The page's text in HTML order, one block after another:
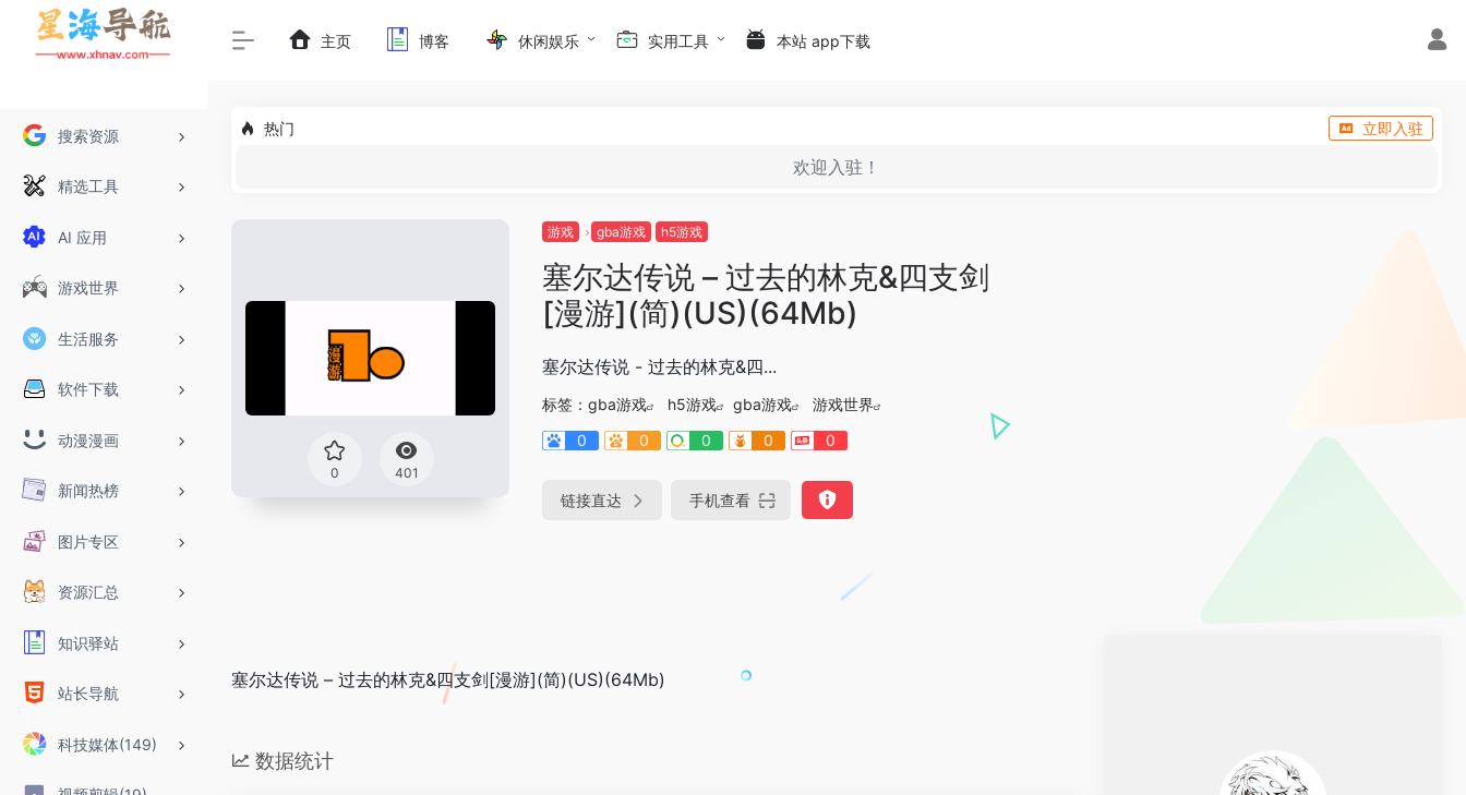
搜索资源
精选工具
AI 应用
游戏世界
生活服务
软件下载
动漫漫画
新闻热榜
图片专区
资源汇总
知识驿站
站长导航
科技媒体(149)
主页 博客 休闲娱乐 实用工具 本站 app下载
热门 立即入驻
欢迎入驻！
0 401
游戏 gba游戏 h5游戏
塞尔达传说 – 过去的林克&四支剑
[漫游](简)(US)(64Mb)
塞尔达传说 - 过去的林克&四...
标签： gba游戏 h5游戏 gba游戏
游戏世界
0
0 0 0 0
链接直达 手机查看
塞尔达传说 – 过去的林克&四支剑[漫游](简)(US)(64Mb)
数据统计